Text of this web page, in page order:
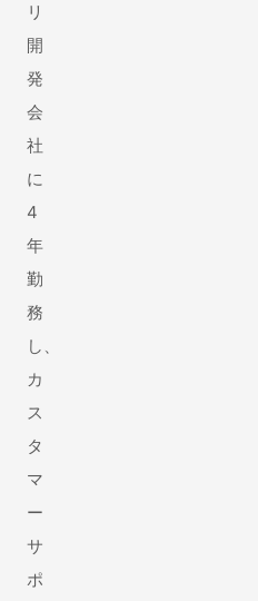
リ
開
発
会
社
に
4
年
勤
務
し、
カ
ス
タ
マ
ー
サ
ポ